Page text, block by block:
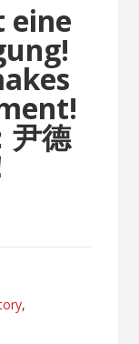
eine
尹德
,